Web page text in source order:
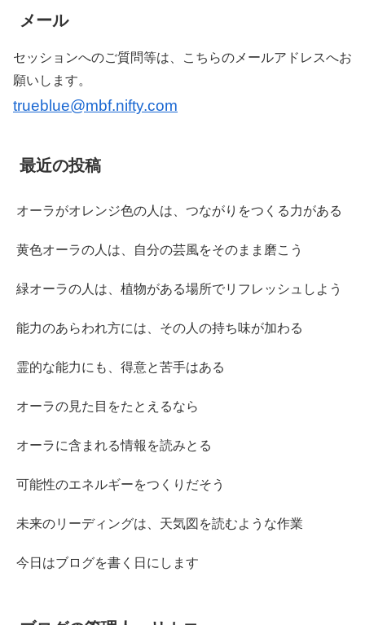
メール
セッションへのご質問等は、こちらのメールアドレスへお
願いします。
trueblue@mbf.nifty.com
最近の投稿
オーラがオレンジ色の人は、つながりをつくる力がある
黄色オーラの人は、自分の芸風をそのまま磨こう
緑オーラの人は、植物がある場所でリフレッシュしよう
能力のあらわれ方には、その人の持ち味が加わる
霊的な能力にも、得意と苦手はある
オーラの見た目をたとえるなら
オーラに含まれる情報を読みとる
可能性のエネルギーをつくりだそう
未来のリーディングは、天気図を読むような作業
今日はブログを書く日にします